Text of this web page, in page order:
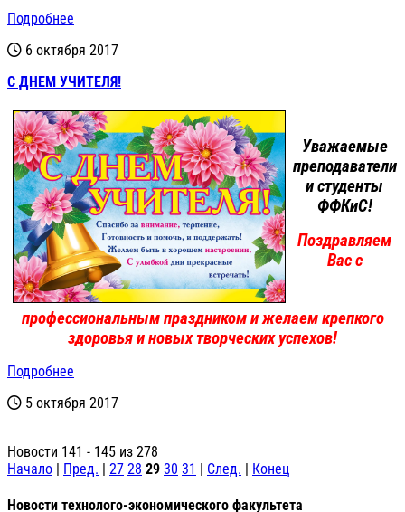
Подробнее
6 октября 2017
С ДНЕМ УЧИТЕЛЯ!
Уважаемые
преподаватели
и студенты
ФФКиС!
Поздравляем
Вас с
профессиональным праздником и желаем крепкого
здоровья и новых творческих успехов!
Подробнее
5 октября 2017
Новости 141 - 145 из 278
Начало | Пред. | 27 28 29 30 31 | След. | Конец
Новости технолого-экономического факультета